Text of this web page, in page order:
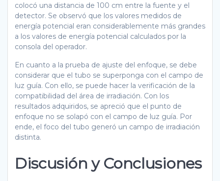
colocó una distancia de 100 cm entre la fuente y el
detector. Se observó que los valores medidos de
energía potencial eran considerablemente más grandes
a los valores de energía potencial calculados por la
consola del operador.
En cuanto a la prueba de ajuste del enfoque, se debe
considerar que el tubo se superponga con el campo de
luz guía. Con ello, se puede hacer la verificación de la
compatibilidad del área de irradiación. Con los
resultados adquiridos, se apreció que el punto de
enfoque no se solapó con el campo de luz guía. Por
ende, el foco del tubo generó un campo de irradiación
distinta.
Discusión y Conclusiones